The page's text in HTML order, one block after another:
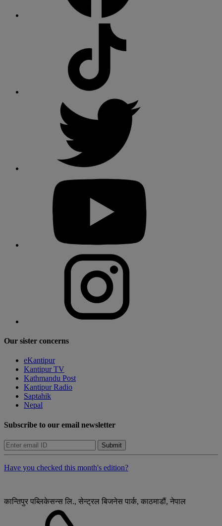
Our sister concerns
eKantipur
Kantipur TV
Kathmandu Post
Kantipur Radio
Saptahik
Nepal
Subscribe to our email newsletter
Submit
Have you checked this month's edition?
कान्तिपुर पब्लिकेसन्स लि., सेन्ट्रल बिजनेस पार्क, काठमाडौं, नेपाल